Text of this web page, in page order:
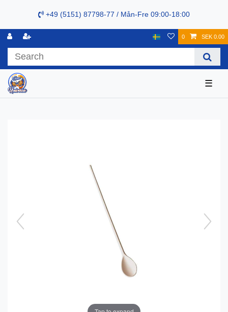
+49 (5151) 87798-77 / Mån-Fre 09:00-18:00
0 SEK 0.00
☰